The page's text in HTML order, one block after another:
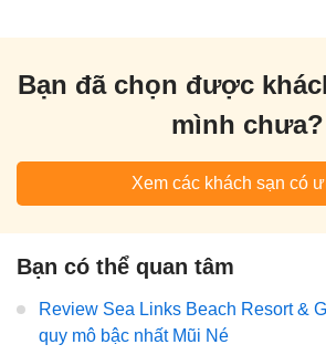
Bạn đã chọn được
mình chưa?
Xem các khách sạn có
Bạn có thể quan tâm
Review Sea Links Beach Resort &
quy mô bậc nhất Mũi Né